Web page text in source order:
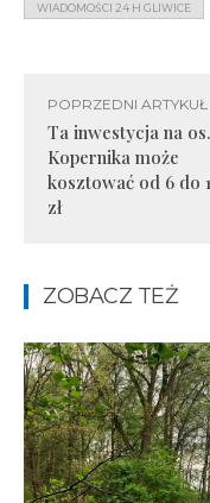
WIADOMOŚCI 24 H GLIWICE
POPRZEDNI ARTYKUŁ
Ta inwestycja na os.
Kopernika może
kosztować od 6 do
zł
ZOBACZ TEŻ